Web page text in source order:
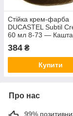
Стійка крем-фарба
DUCASTEL Subtil
60 мл 8-73 —
блондин
384 ₴
Купити
Про нас
99%